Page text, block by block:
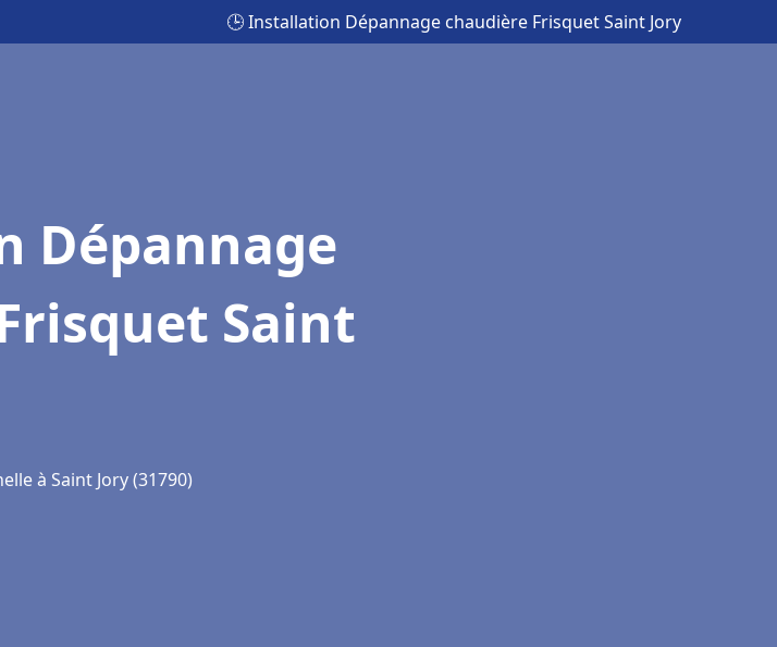
🕒 Installation Dépannage chaudière Frisquet Saint Jory
Dépannage
Saint
à Saint Jory (31790)